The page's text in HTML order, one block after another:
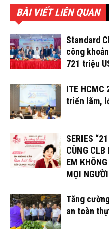
BÀI VIẾT LIÊN QUAN
Standard
công
721 triệu
ITE HCMC
triển lãm,
SERIES
CÙNG CLB
EM
MỌI NGƯỜI
Tăng
an toàn